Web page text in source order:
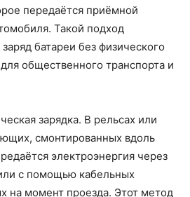
передаётся приёмной
Такой подход
батареи без физического
общественного транспорта и
зарядка. В рельсах или
смонтированных вдоль
электроэнергия через
с помощью кабельных
на момент проезда. Этот метод